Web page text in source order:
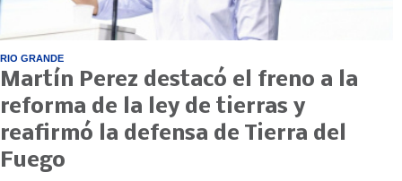
RIO GRANDE
Martín Perez destacó el freno a la
reforma de la ley de tierras y
reafirmó la defensa de Tierra del
Fuego